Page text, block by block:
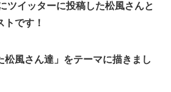
ツイッターに投稿した松風さんと
トです！
松風さん達」をテーマに描きまし